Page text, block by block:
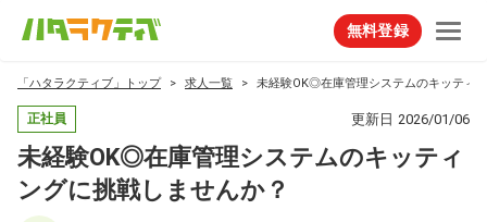
無料登録
「ハタラクティブ」トップ 求人一覧 未経験OK◎在庫管理システムのキッティ
正社員 更新日 2026/01/06
未経験OK◎在庫管理システムのキッティ
ングに挑戦しませんか？